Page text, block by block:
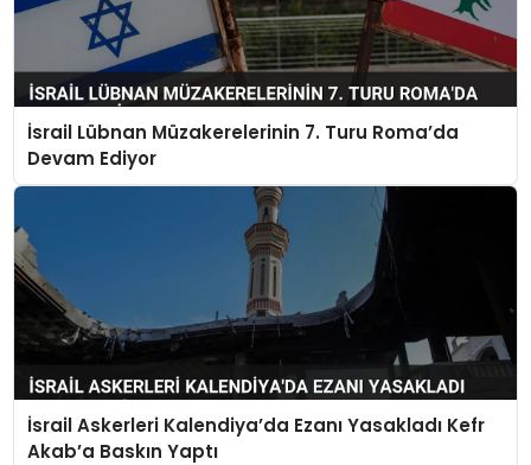
İsrail Lübnan Müzakerelerinin 7. Turu Roma’da
Devam Ediyor
İsrail Askerleri Kalendiya’da Ezanı Yasakladı Kefr
Akab’a Baskın Yaptı